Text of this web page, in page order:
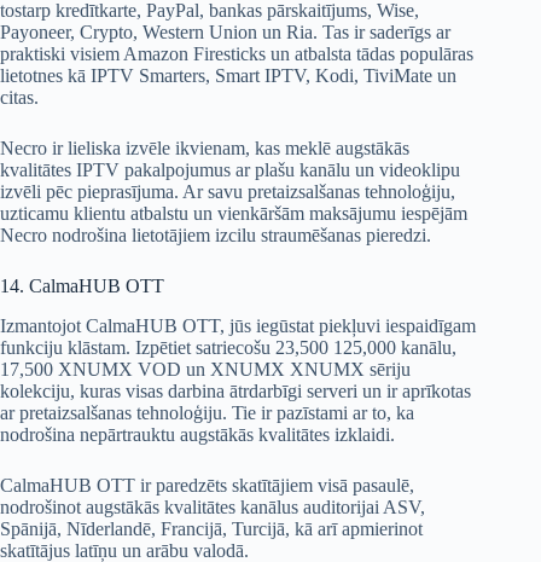
tostarp kredītkarte, PayPal, bankas pārskaitījums, Wise,
Payoneer, Crypto, Western Union un Ria. Tas ir saderīgs ar
praktiski visiem Amazon Firesticks un atbalsta tādas populāras
lietotnes kā IPTV Smarters, Smart IPTV, Kodi, TiviMate un
citas.
Necro ir lieliska izvēle ikvienam, kas meklē augstākās
kvalitātes IPTV pakalpojumus ar plašu kanālu un videoklipu
izvēli pēc pieprasījuma. Ar savu pretaizsalšanas tehnoloģiju,
uzticamu klientu atbalstu un vienkāršām maksājumu iespējām
Necro nodrošina lietotājiem izcilu straumēšanas pieredzi.
14. CalmaHUB OTT
Izmantojot CalmaHUB OTT, jūs iegūstat piekļuvi iespaidīgam
funkciju klāstam. Izpētiet satriecošu 23,500 125,000 kanālu,
17,500 XNUMX VOD un XNUMX XNUMX sēriju
kolekciju, kuras visas darbina ātrdarbīgi serveri un ir aprīkotas
ar pretaizsalšanas tehnoloģiju. Tie ir pazīstami ar to, ka
nodrošina nepārtrauktu augstākās kvalitātes izklaidi.
CalmaHUB OTT ir paredzēts skatītājiem visā pasaulē,
nodrošinot augstākās kvalitātes kanālus auditorijai ASV,
Spānijā, Nīderlandē, Francijā, Turcijā, kā arī apmierinot
skatītājus latīņu un arābu valodā.